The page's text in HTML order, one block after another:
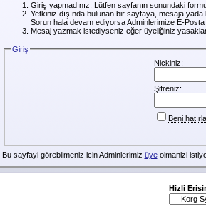
Giriş yapmadınız. Lütfen sayfanın sonundaki
Yetkiniz dışında bulunan bir sayfaya, mesaja
Sorun hala devam ediyorsa Adminlerimize E-
Mesaj yazmak istediyseniz eğer üyeliğiniz
Giriş
Nickiniz:
Şifreniz:
Beni hatırla
Bu sayfayi görebilmeniz icin Adminlerimiz üyeolmanizi
Hizli